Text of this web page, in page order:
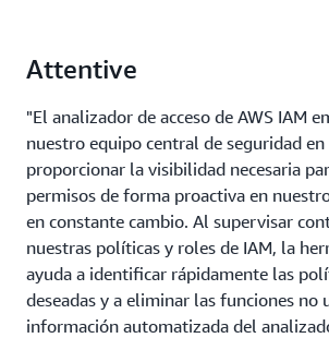
Attentive
"El analizador de acceso de AWS IAM
nuestro equipo central de seguridad en
proporcionar la visibilidad necesaria
permisos de forma proactiva en
en constante cambio. Al supervisar
nuestras políticas y roles de IAM, la
ayuda a identificar rápidamente las
deseadas y a eliminar las funciones no
información automatizada del